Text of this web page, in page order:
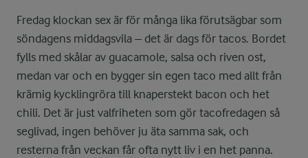
Fredag klockan sex är för många lika förutsägbar som
söndagens middagsvila – det är dags för tacos. Bordet
fylls med skålar av guacamole, salsa och riven ost,
medan var och en bygger sin egen taco med allt från
krämig kycklingröra till knaperstekt bacon och het
chili. Det är just valfriheten som gör tacofredagen så
seglivad, ingen behöver ju äta samma sak, och
resterna från veckan får ofta nytt liv i en het panna.